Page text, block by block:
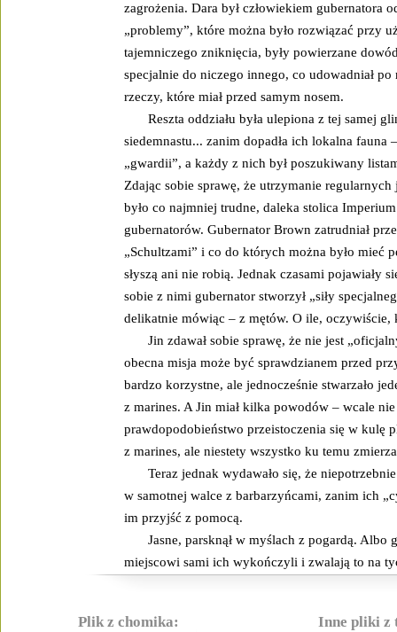
zagrożenia. Dara był człowiekiem gubernatora
„problemy”, które można było rozwiązać przy
tajemniczego zniknięcia, były powierzane
specjalnie do niczego innego, co udowadniał
rzeczy, które miał przed samym nosem.
Reszta oddziału była ulepiona z tej samej
siedemnastu... zanim dopadła ich lokalna fauna
„gwardii”, a każdy z nich był poszukiwany
Zdając sobie sprawę, że utrzymanie
było co najmniej trudne, daleka stolica
gubernatorów. Gubernator Brown zatrudniał
„Schultzami” i co do których można było mieć
słyszą ani nie robią. Jednak czasami pojawiały
sobie z nimi gubernator stworzył „siły
delikatnie mówiąc – z mętów. O ile, oczywiście,
Jin zdawał sobie sprawę, że nie jest
obecna misja może być sprawdzianem przed
bardzo korzystne, ale jednocześnie stwarzało
z marines. A Jin miał kilka powodów – wcale
prawdopodobieństwo przeistoczenia się w kulę
z marines, ale niestety wszystko ku temu
Teraz jednak wydawało się, że
w samotnej walce z barbarzyńcami, zanim ich
im przyjść z pomocą.
Jasne, parsknął w myślach z pogardą.
miejscowi sami ich wykończyli i zwalają to na
Plik z chomika: Inne pliki z